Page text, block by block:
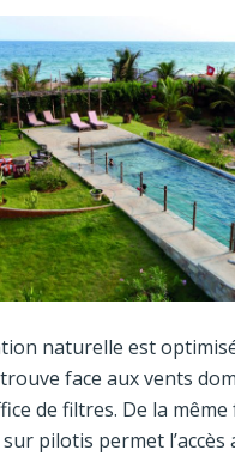
naturelle est
face aux vents
de filtres. De la même
pilotis permet l’accès